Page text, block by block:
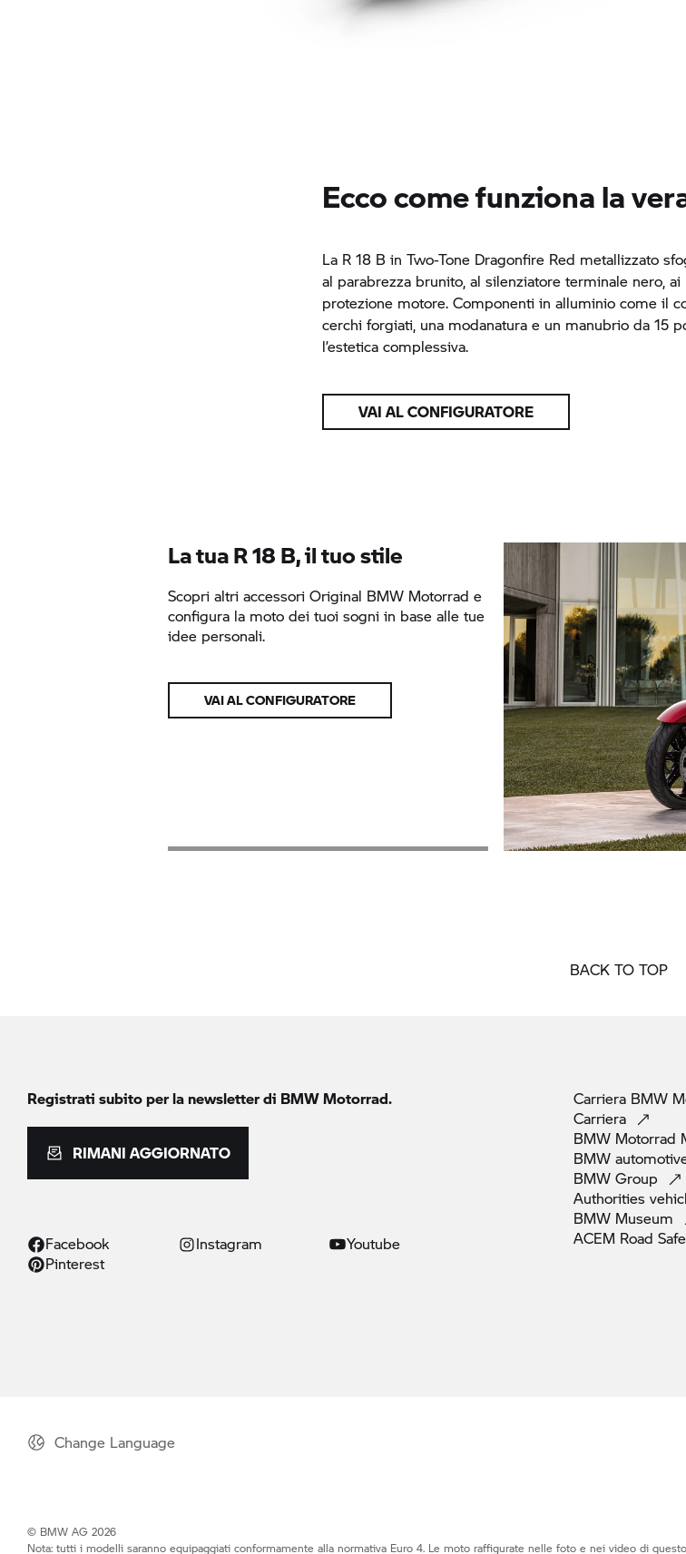
Ecco come funziona la
La R 18 B in Two-Tone Dragonfire Red metallizzato
al parabrezza brunito, al silenziatore terminale nero,
protezione motore. Componenti in alluminio come il
cerchi forgiati, una modanatura e un manubrio da 15
l’estetica complessiva.
VAI AL CONFIGURATORE
La tuaR 18 B,il tuo stile
Scopri altri accessori Original BMW Motorrad e
configura la moto dei tuoi sogni in base alle tue
idee personali.
VAI AL CONFIGURATORE
BACK TO TOP
Registrati subito per la newsletter di BMW Motorrad.
RIMANI AGGIORNATO
Facebook Instagram
Youtube
Pinterest
Carriera BMW
Carriera
BMW Motorrad
BMW
BMW Group
Authorities
BMW Museum
ACEM Road
Change Language
© BMW AG 2026
Nota: tutti i modelli saranno equipaggiati conformamente alla normativa Euro 4. Le moto raffigurate nelle foto e nei video di